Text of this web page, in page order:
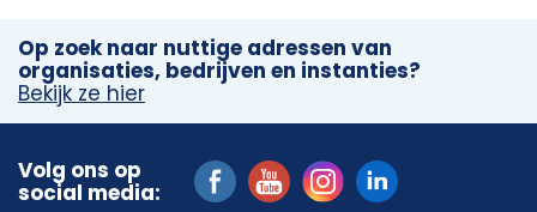
Op zoek naar nuttige adressen van
organisaties, bedrijven en instanties?
Bekijk ze hier
Volg ons op
social media: